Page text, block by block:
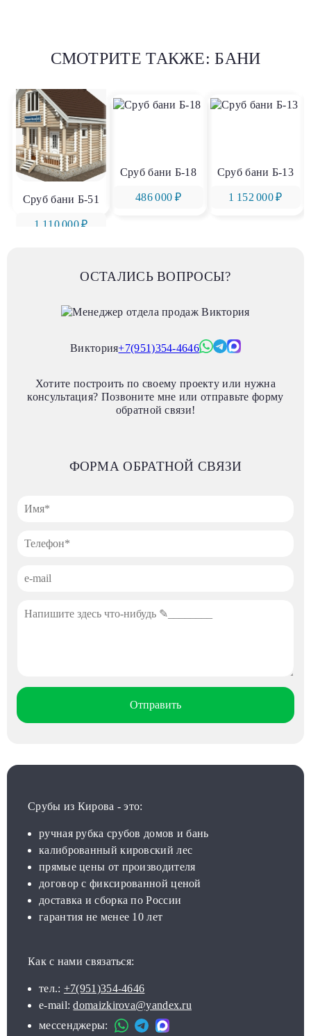
СМОТРИТЕ ТАКЖЕ: БАНИ
Сруб бани Б-51
1 110 000 ₽
Сруб бани Б-18
486 000 ₽
Сруб бани Б-13
1 152 000 ₽
ОСТАЛИСЬ ВОПРОСЫ?
Виктория+7(951)354-4646
Хотите построить по своему проекту или нужна
консультация? Позвоните мне или отправьте форму
обратной связи!
ФОРМА ОБРАТНОЙ СВЯЗИ
Срубы из Кирова - это:
ручная рубка срубов домов и бань
калиброванный кировский лес
прямые цены от производителя
договор с фиксированной ценой
доставка и сборка по России
гарантия не менее 10 лет
Как с нами связаться:
тел.: +7(951)354-4646
e-mail:domaizkirova@yandex.ru
мессенджеры: